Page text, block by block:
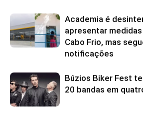
Academia é
apresentar
Cabo Frio, mas
notificações
Búzios Biker Fest
20 bandas em